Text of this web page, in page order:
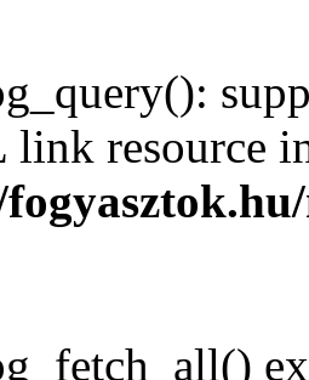
link resource